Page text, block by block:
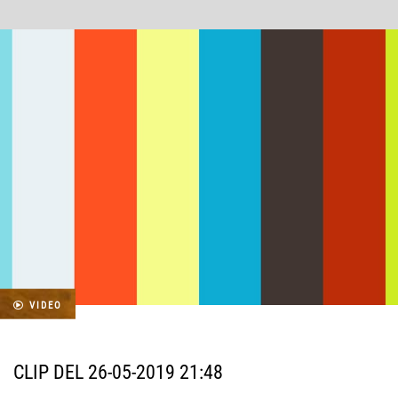
VIDEO
CLIP DEL 26-05-2019 21:48